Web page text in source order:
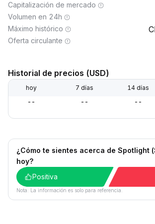
Capitalización de mercado
Volumen en 24h
Máximo histórico
Oferta circulante
Historial de precios (USD)
hoy 7 días 14 días
-- -- --
¿Cómo te sientes acerca de Spotlight
hoy?
Positiva
Nota: La información es solo para referencia.